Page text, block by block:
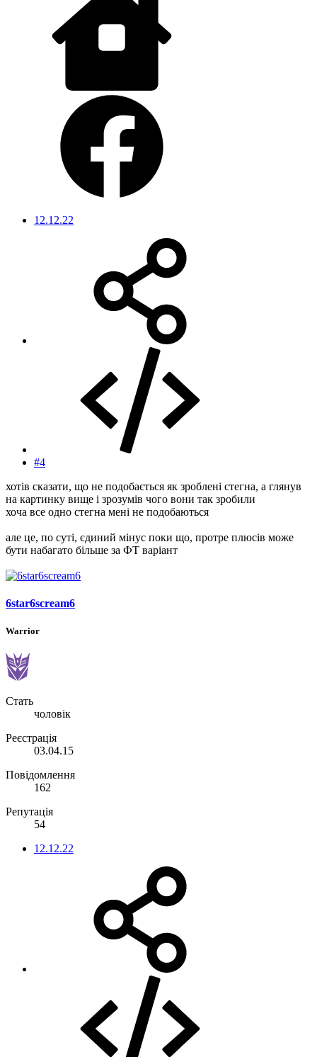
12.12.22
#4
хотів сказати, що не подобається як зроблені стегна, а глянув
на картинку вище і зрозумів чого вони так зробили
хоча все одно стегна мені не подобаються
але це, по суті, єдиний мінус поки що, протре плюсів може
бути набагато більше за ФТ варіант
6star6scream6
Warrior
Стать
чоловік
Реєстрація
03.04.15
Повідомлення
162
Репутація
54
12.12.22